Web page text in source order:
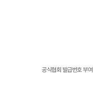
공식협회 발급번호 부여